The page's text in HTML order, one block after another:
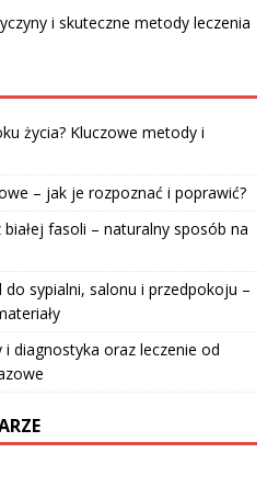
i skuteczne metody leczenia
życia? Kluczowe metody i
– jak je rozpoznać i poprawić?
fasoli – naturalny sposób na
sypialni, salonu i przedpokoju –
diagnostyka oraz leczenie od